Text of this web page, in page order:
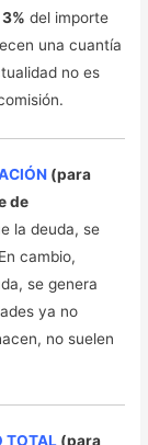
3% del importe
una cuantía
no es
(para
de
la deuda, se
cambio,
se genera
ya no
no suelen
TOTAL (para